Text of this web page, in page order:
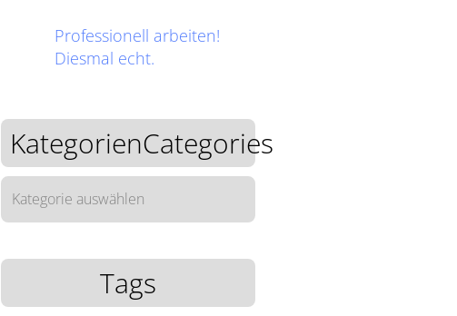
Professionell arbeiten!
Diesmal echt.
KategorienCategories
KategorienCategories
Tags